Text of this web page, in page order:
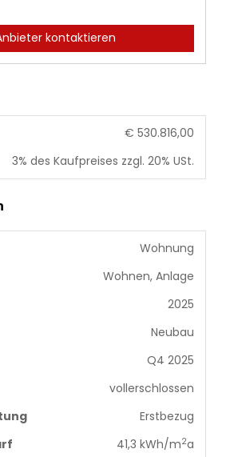
kontaktieren
€ 530.816,00
3% des Kaufpreises zzgl. 20% USt.
Wohnung
Wohnen, Anlage
2025
Neubau
Q4 2025
vollerschlossen
Erstbezug
41,3 kWh/m2a